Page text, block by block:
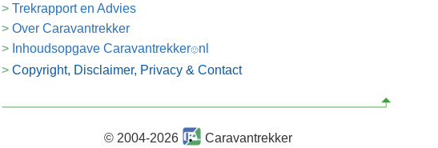
Trekrapport en Advies
Over Caravantrekker
Inhoudsopgave Caravantrekker🙂nl
Copyright, Disclaimer, Privacy & Contact
© 2004-2026 Caravantrekker